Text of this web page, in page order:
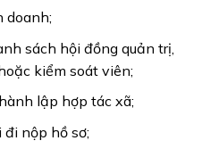
doanh;
sách hội đồng quản trị,
kiểm soát viên;
lập hợp tác xã;
nộp hồ sơ;